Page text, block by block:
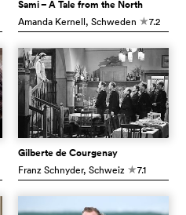
Sami – A Tale from the North
Amanda Kernell, Schweden c7.2
Gilberte de Courgenay
Franz Schnyder, Schweiz c7.1